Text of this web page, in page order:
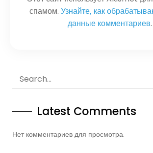
спамом. Узнайте, как
данные комментариев.
Latest Comments
Нет комментариев для просмотра.